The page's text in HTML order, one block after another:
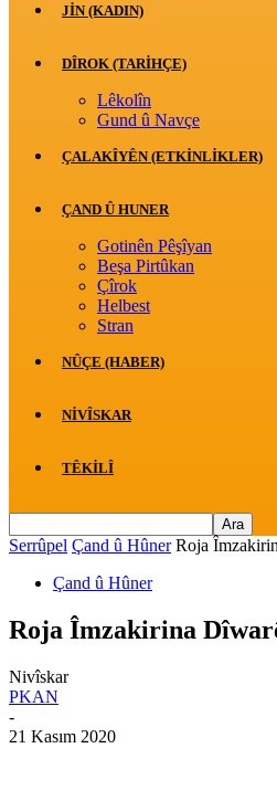
JİN (KADIN)
DÎROK (TARİHÇE)
Lêkolîn
Gund û Navçe
ÇALAKÎYÊN (ETKINLIKLER)
ÇAND Û HUNER
Gotinên Pêşîyan
Beşa Pirtûkan
Çîrok
Helbest
Stran
NÛÇE (HABER)
NIVÎSKAR
TÊKILÎ
Serrûpel Çand û Hûner Roja
Çand û Hûner
Roja Îmzakirina
Nivîskar
PKAN
-
21 Kasım 2020